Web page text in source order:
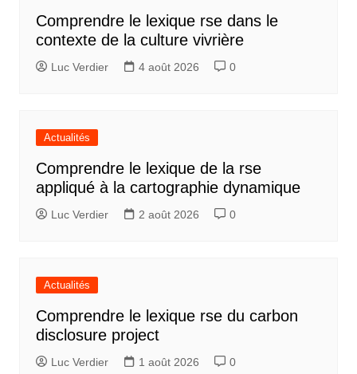
Comprendre le lexique rse dans le
contexte de la culture vivrière
Luc Verdier 4 août 2026 0
Actualités
Comprendre le lexique de la rse
appliqué à la cartographie dynamique
Luc Verdier 2 août 2026 0
Actualités
Comprendre le lexique rse du carbon
disclosure project
Luc Verdier 1 août 2026 0